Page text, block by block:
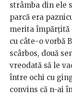
strâmba din ele
parcă era
merita împărțită
cu câte-o vorbă
scârbos, două
vreodată să le
între ochi cu
convins că n-ai